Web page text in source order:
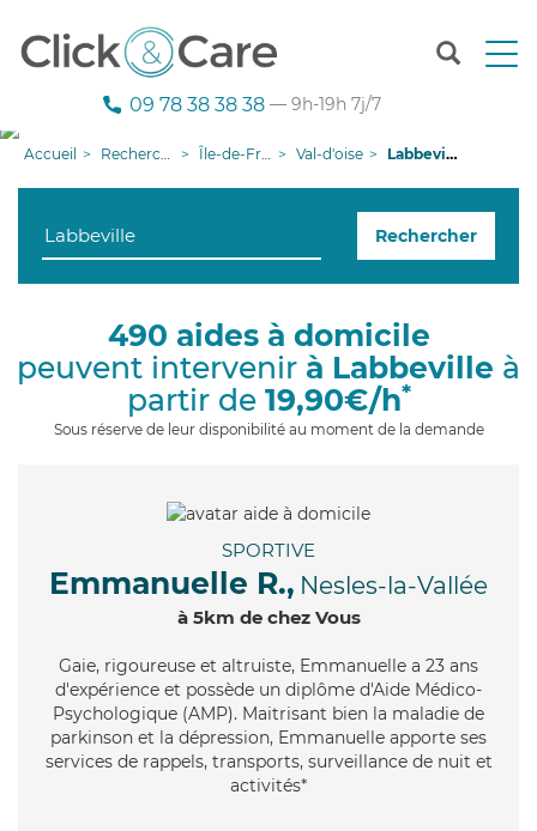
T
n
g
i
09 78 38 38 38 — 9h-19h 7j/7
Accueil Recherche aide à domicile Île-de-France Val-d'oise Labbeville
Rechercher
490 aides à domicile
peuvent intervenir à Labbeville à
partir de 19,90€/h*
Sous réserve de leur disponibilité au moment de la demande
SPORTIVE
Emmanuelle R., Nesles-la-Vallée
à 5km de chez Vous
Gaie, rigoureuse et altruiste, Emmanuelle a 23 ans
d'expérience et possède un diplôme d'Aide Médico-
Psychologique (AMP). Maitrisant bien la maladie de
parkinson et la dépression, Emmanuelle apporte ses
services de rappels, transports, surveillance de nuit et
activités*